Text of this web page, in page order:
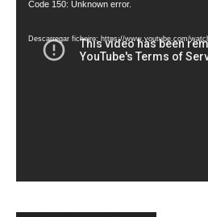
Reprodutor
vídeo
Code 150: Unknown error.
Descarregar ficheiro: https://www.youtube.com/